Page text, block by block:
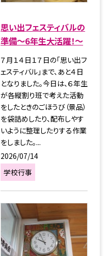
思い出フェスティバルの
準備～6年生大活躍！～
７月１４日１７日の「思い出フ
ェスティバル」まで、あと４日
となりました。今日は、６年生
が各縦割り班で考えた活動
をしたときのごほうび（景品）
を袋詰めしたり、配布しやす
いように整理したりする作業
をしました。...
2026/07/14
学校行事